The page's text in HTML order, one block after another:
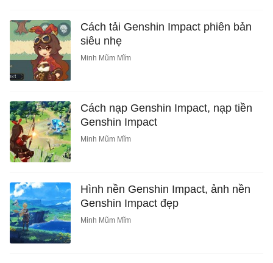
Cách tải Genshin Impact phiên bản
siêu nhẹ
Minh Mũm Mĩm
Cách nạp Genshin Impact, nạp tiền
Genshin Impact
Minh Mũm Mĩm
Hình nền Genshin Impact, ảnh nền
Genshin Impact đẹp
Minh Mũm Mĩm